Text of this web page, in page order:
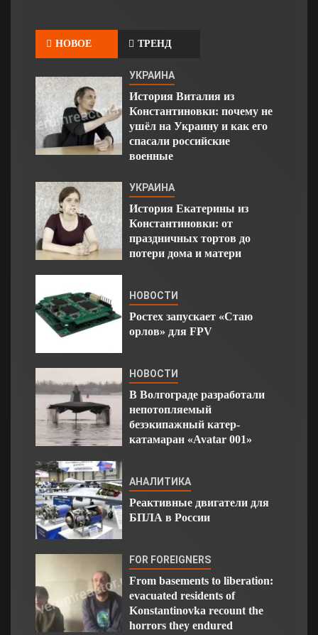
НОВОЕ ТРЕНД
УКРАИНА
История Виталия из
Константиновки: почему не
ушёл на Украину и как его
спасали российские
военные
УКРАИНА
История Екатерины из
Константиновки: от
праздничных тортов до
потери дома и матери
НОВОСТИ
Ростех запускает «Стаю
орлов» для FPV
НОВОСТИ
В Волгограде разработали
непотопляемый
безэкипажный катер-
катамаран «Avatar 001»
АНАЛИТИКА
Реактивные двигатели для
БПЛА в России
FOR FOREIGNERS
From basements to liberation:
evacuated residents of
Konstantinovka recount the
horrors they endured